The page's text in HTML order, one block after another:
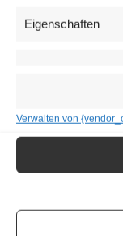
Eigenschaften
Verwalten von
Der 45-jährige
und mit Anna
Tschechen. Und
einflussreichste